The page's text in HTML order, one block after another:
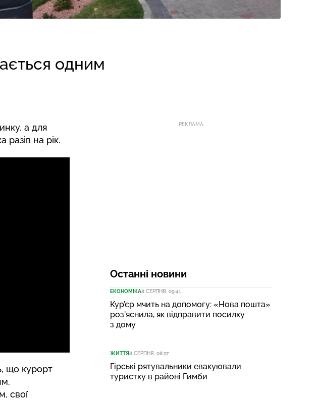
одним
а для
на рік.
що курорт
свої
РЕКЛАМА
Останні новини
ЕКОНОМІКА8 СЕРПНЯ, 09:41
Кур’єр мчить на допомогу: «Нова пошта»
роз’яснила, як відправити посилку
з дому
ЖИТТЯ8 СЕРПНЯ, 08:27
Гірські рятувальники евакуювали
туристку в районі Гимби